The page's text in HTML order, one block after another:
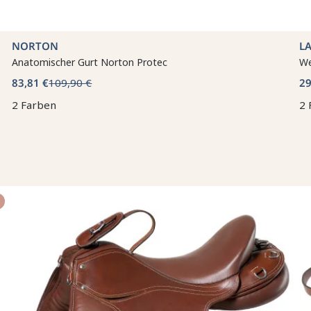
NORTON
Anatomischer Gurt Norton Protec
83,81 €109,90 €
2 Farben
2